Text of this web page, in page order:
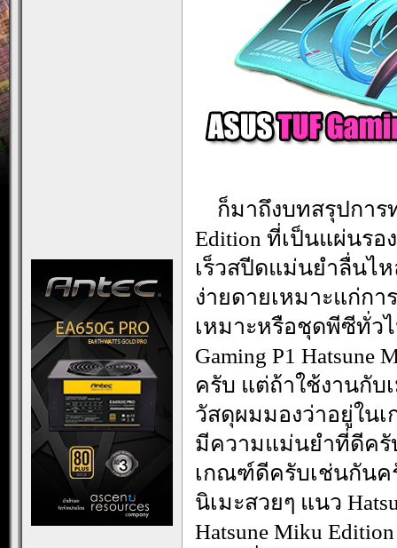
ก็มาถึงบทสรุปการท
Edition ที่เป็นแผ่นร
เร็วสปีดแม่นยำลื่นไ
ง่ายดายเหมาะแก่ก
เหมาะหรือชุดพีซีทั่ว
Gaming P1
ครับ แต่ถ้าใช้งานกับ
วัสดุผมมองว่าอยู่ใน
มีความแม่นยำที่ดีครั
เกณฑ์ดีครับเช่นกันค
นิเมะสวยๆ แนว
Hatsune Miku